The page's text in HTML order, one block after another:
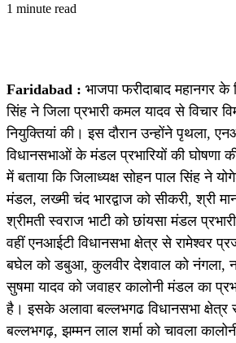
1 minute read
Faridabad : भाजपा फरीदाबाद महानगर के
सिंह ने जिला प्रभारी कमल यादव से विचार
नियुक्तियां की। इस दौरान उन्होंने पृथला,
विधानसभाओं के मंडल प्रभारियों की घोषणा
में बताया कि जिलाध्यक्ष सोहन पाल सिंह ने
मंडल, लख्मी चंद भारद्वाज को सीकरी, श्री
श्रीमती स्वराज भाटी को छांयसा मंडल
वहीं एनआईटी विधानसभा क्षेत्र से रामेश्वर
बघेल को डबुआ, कुलवीर देशवाल को नंगला,
सुषमा यादव को जवाहर कालोनी मंडल का
है। इसके अलावा बल्लभगढ विधानसभा
बल्लभगढ़, झम्मन लाल शर्मा को चावला